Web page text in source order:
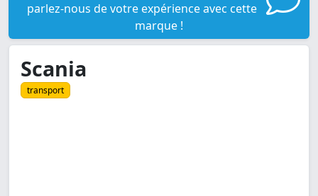
parlez-nous de votre expérience avec cette
marque !
Scania
transport